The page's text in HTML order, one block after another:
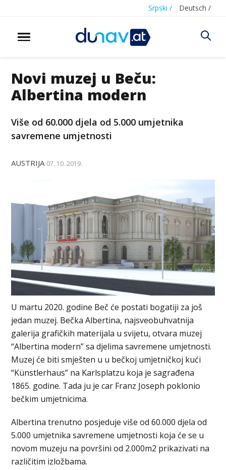
Srpski / Deutsch /
Novi muzej u Beču:
Albertina modern
Više od 60.000 djela od 5.000 umjetnika
savremene umjetnosti
AUSTRIJA 07. 10. 2019.
U martu 2020. godine Beč će postati bogatiji za još
jedan muzej. Bečka Albertina, najsveobuhvatnija
galerija grafičkih materijala u svijetu, otvara muzej
“Albertina modern” sa djelima savremene umjetnosti.
Muzej će biti smješten u u bečkoj umjetničkoj kući
“Künstlerhaus” na Karlsplatzu koja je sagrađena
1865. godine. Tada ju je car Franz Joseph poklonio
bečkim umjetnicima.
Albertina trenutno posjeduje više od 60.000 djela od
5.000 umjetnika savremene umjetnosti koja će se u
novom muzeju na površini od 2.000m2 prikazivati na
različitim izložbama.